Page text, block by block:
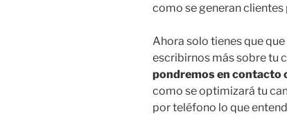
como se generan
Ahora solo tienes que
escribirnos más sobre tu
pondremos en contacto
como se optimizará tu
por teléfono lo que